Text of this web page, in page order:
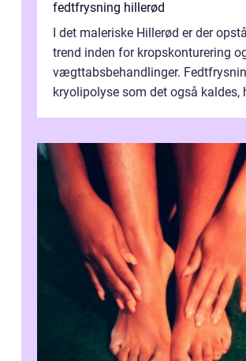
fedtfrysning hillerød
I det maleriske Hillerød er der
trend inden for kropskonturering
vægttabsbehandlinger.
kryolipolyse som det også kaldes,